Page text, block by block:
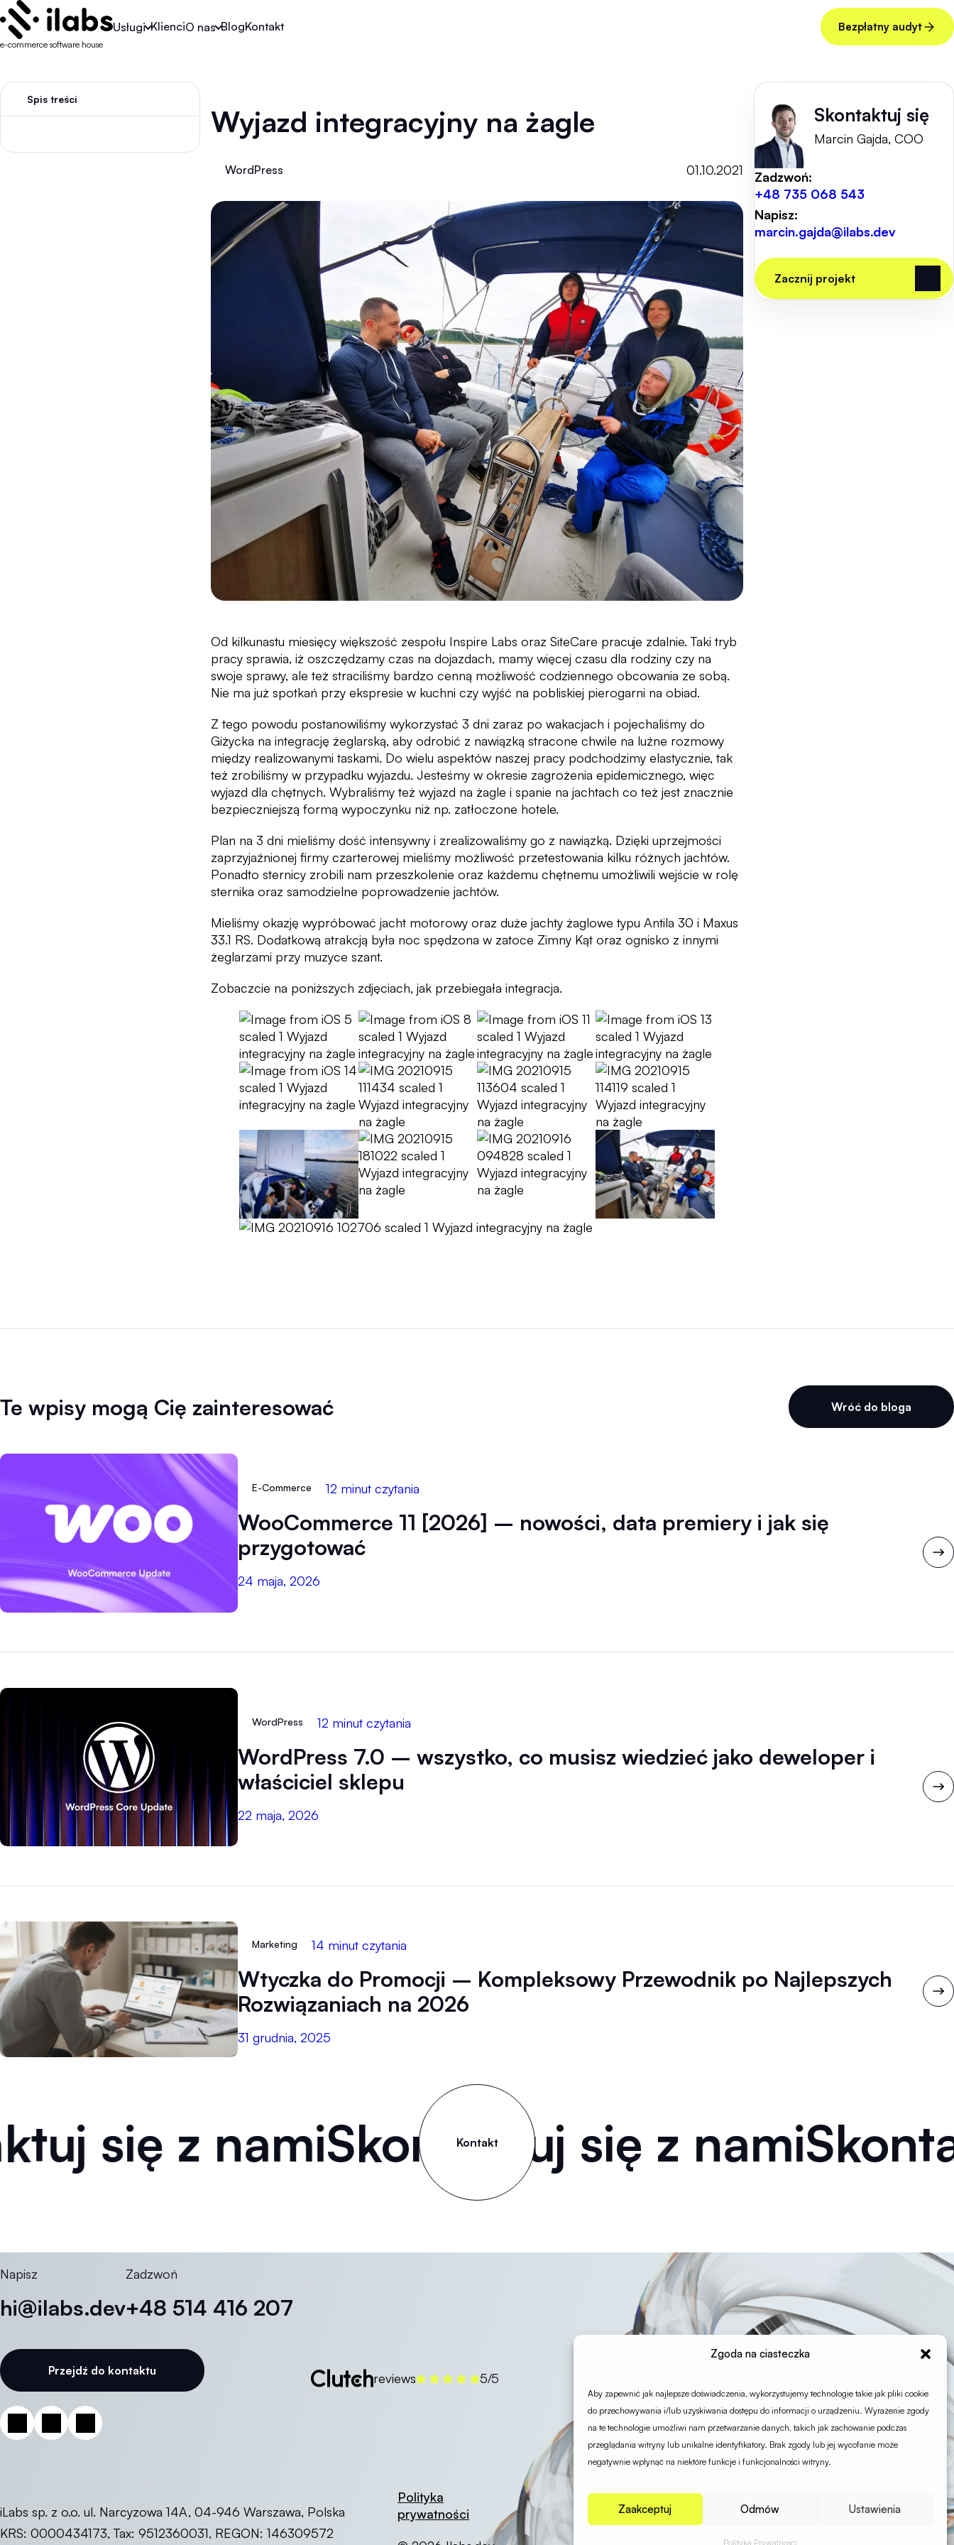
Zgoda na ciasteczka
Aby zapewnić jak najlepsze doświadczenia, wykorzystujemy technologie takie jak pliki cookie
do przechowywania i/lub uzyskiwania dostępu do informacji o urządzeniu. Wyrażenie zgody
na te technologie umożliwi nam przetwarzanie danych, takich jak zachowanie podczas
przeglądania witryny lub unikalne identyfikatory. Brak zgody lub jej wycofanie może
negatywnie wpłynąć na niektóre funkcje i funkcjonalności witryny.
Zaakceptuj Odmów Ustawienia
Polityka Prywatności
e-commerce software house
Usługi KlienciO nas BlogKontakt Bezpłatny audyt
Spis treści
Wyjazd integracyjny na żagle
WordPress 01.10.2021
Od kilkunastu miesięcy większość zespołu Inspire Labs oraz SiteCare pracuje zdalnie. Taki tryb
pracy sprawia, iż oszczędzamy czas na dojazdach, mamy więcej czasu dla rodziny czy na
swoje sprawy, ale też straciliśmy bardzo cenną możliwość codziennego obcowania ze sobą.
Nie ma już spotkań przy ekspresie w kuchni czy wyjść na pobliskiej pierogarni na obiad.
Z tego powodu postanowiliśmy wykorzystać 3 dni zaraz po wakacjach i pojechaliśmy do
Giżycka na integrację żeglarską, aby odrobić z nawiązką stracone chwile na luźne rozmowy
między realizowanymi taskami. Do wielu aspektów naszej pracy podchodzimy elastycznie, tak
też zrobiliśmy w przypadku wyjazdu. Jesteśmy w okresie zagrożenia epidemicznego, więc
wyjazd dla chętnych. Wybraliśmy też wyjazd na żagle i spanie na jachtach co też jest znacznie
bezpieczniejszą formą wypoczynku niż np. zatłoczone hotele.
Plan na 3 dni mieliśmy dość intensywny i zrealizowaliśmy go z nawiązką. Dzięki uprzejmości
zaprzyjaźnionej firmy czarterowej mieliśmy możliwość przetestowania kilku różnych jachtów.
Ponadto sternicy zrobili nam przeszkolenie oraz każdemu chętnemu umożliwili wejście w rolę
sternika oraz samodzielne poprowadzenie jachtów.
Mieliśmy okazję wypróbować jacht motorowy oraz duże jachty żaglowe typu Antila 30 i Maxus
33.1 RS. Dodatkową atrakcją była noc spędzona w zatoce Zimny Kąt oraz ognisko z innymi
żeglarzami przy muzyce szant.
Zobaczcie na poniższych zdjęciach, jak przebiegała integracja.
Skontaktuj się
Marcin Gajda, COO
Zadzwoń:
+48 735 068 543
Napisz:
marcin.gajda@ilabs.dev
Zacznij projekt
Te wpisy mogą Cię zainteresować Wróć do bloga
E-Commerce 12 minut czytania
WooCommerce 11 [2026] – nowości, data premiery i jak się
przygotować
24 maja, 2026
WordPress 12 minut czytania
WordPress 7.0 – wszystko, co musisz wiedzieć jako deweloper i
właściciel sklepu
22 maja, 2026
Marketing 14 minut czytania
Wtyczka do Promocji – Kompleksowy Przewodnik po Najlepszych
Rozwiązaniach na 2026
31 grudnia, 2025
się z namiSkontaktuj się z nami
Kontakt
Napisz
hi@ilabs.dev
Zadzwoń
+48 514 416 207
Przejdź do kontaktu reviews 5/5
iLabs sp. z o.o. ul. Narcyzowa 14A, 04-946 Warszawa, Polska
KRS: 0000434173, Tax: 9512360031, REGON: 146309572
Polityka
prywatności